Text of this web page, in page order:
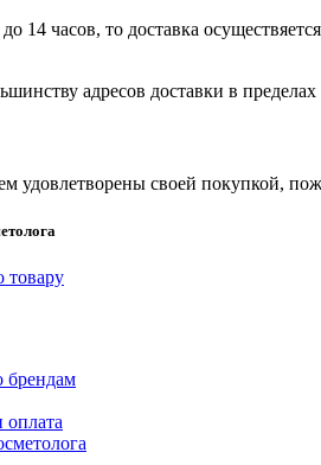
до 14 часов, то доставка
адресов доставки в
удовлетворены своей покупкой,
товару
брендам
оплата